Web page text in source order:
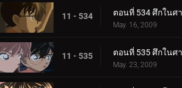
11 - 534
May. 16, 2009
11 - 535
May. 23, 2009